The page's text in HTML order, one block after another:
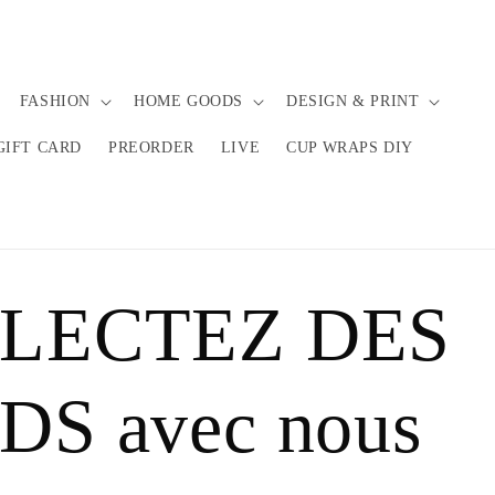
FASHION HOME GOODS DESIGN & PRINT
CARD PREORDER LIVE CUP WRAPS DIY
DES
avec nous